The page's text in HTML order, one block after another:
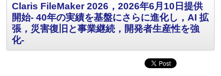
Claris FileMaker 2026，2026年6月10日提供
開始- 40年の実績を基盤にさらに進化し，AI 拡
張，災害復旧と事業継続，開発者生産性を強
化-